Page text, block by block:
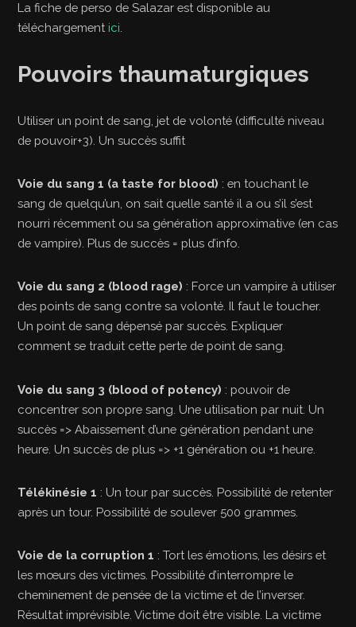
La fiche de perso de Salazar est disponible au
téléchargementici.
Pouvoirs thaumaturgiques
Utiliser un point de sang, jet de volonté (difficulté niveau
de pouvoir+3). Un succès suffit
Voie du sang 1 (a taste for blood) : en touchant le
sang de quelqu’un, on sait quelle santé il a ou s’il s’est
nourri récemment ou sa génération approximative (en cas
de vampire). Plus de succès = plus d’info.
Voie du sang 2 (blood rage) : Force un vampire à utiliser
des points de sang contre sa volonté. Il faut le toucher.
Un point de sang dépensé par succès. Expliquer
comment se traduit cette perte de point de sang.
Voie du sang 3 (blood of potency) : pouvoir de
concentrer son propre sang. Une utilisation par nuit. Un
succès => Abaissement d’une génération pendant une
heure. Un succès de plus => +1 génération ou +1 heure.
Télékinésie 1 : Un tour par succès. Possibilité de retenter
après un tour. Possibilité de soulever 500 grammes.
Voie de la corruption 1 : Tort les émotions, les désirs et
les mœurs des victimes. Possibilité d’interrompre le
cheminement de pensée de la victime et de l’inverser.
Résultat imprévisible. Victime doit être visible. La victime